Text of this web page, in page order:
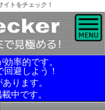
トをチェック！
率的です。
避しよう！
ります。
中です。